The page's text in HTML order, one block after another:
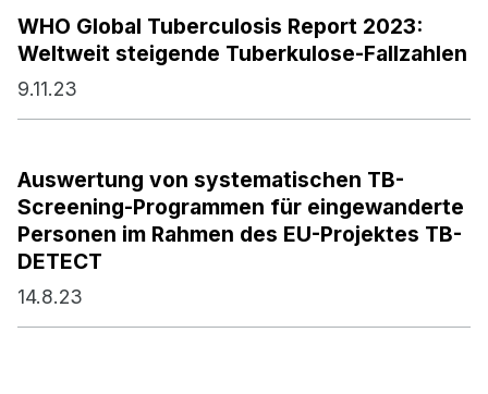
WHO Global Tuberculosis Report 2023:
Weltweit steigende Tuberkulose-Fallzahlen
9.11.23
Auswertung von systematischen TB-
Screening-Programmen für eingewanderte
Personen im Rahmen des EU-Projektes TB-
DETECT
14.8.23